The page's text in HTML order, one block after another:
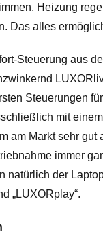
Heizung
Das alles
Steuerung aus
Steuerungen
mit
am Markt sehr gut
immer
natürlich der
„LUXORplay“.